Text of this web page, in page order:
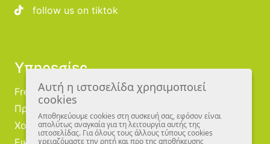
follow us on tiktok
Υπηρεσίες
Free Publishing
Προμηθευτές
Χονδρική
Αυτή η ιστοσελίδα χρησιμοποιεί
cookies
Αποθηκεύουμε cookies στη συσκευή σας, εφόσον είναι
απολύτως αναγκαία για τη λειτουργία αυτής της
ιστοσελίδας. Για όλους τους άλλους τύπους cookies
χρειαζόμαστε την ρητή και προ της αποθήκευσης